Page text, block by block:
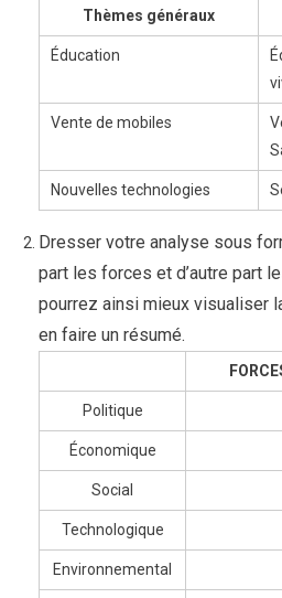
Thèmes généraux
Éducation
Vente de mobiles
Nouvelles technologies
Dresser votre analyse sous
part les forces et d’autre part
pourrez ainsi mieux visualiser
en faire un résumé.
Politique
Économique
Social
Technologique
Environnemental